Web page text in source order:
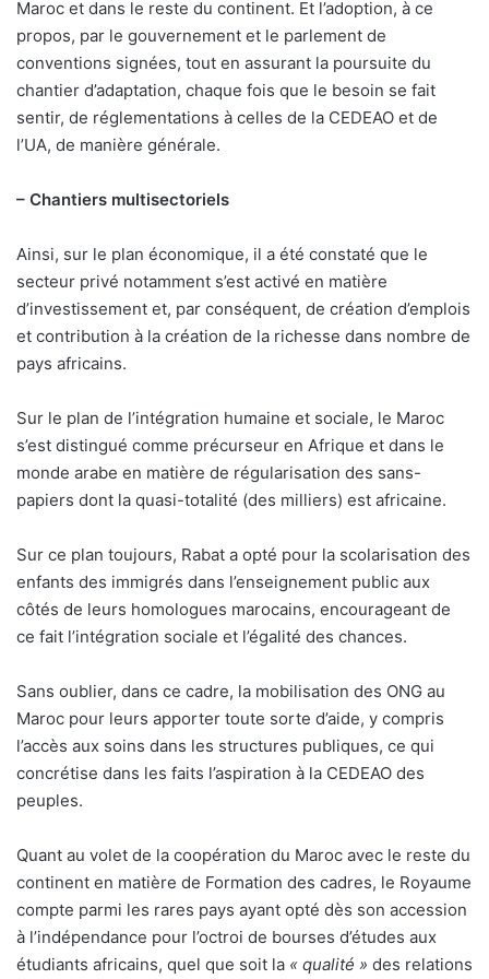
Maroc et dans le reste du continent. Et l’adoption, à ce
propos, par le gouvernement et le parlement de
conventions signées, tout en assurant la poursuite du
chantier d’adaptation, chaque fois que le besoin se fait
sentir, de réglementations à celles de la CEDEAO et de
l’UA, de manière générale.
– Chantiers multisectoriels
Ainsi, sur le plan économique, il a été constaté que le
secteur privé notamment s’est activé en matière
d’investissement et, par conséquent, de création d’emplois
et contribution à la création de la richesse dans nombre de
pays africains.
Sur le plan de l’intégration humaine et sociale, le Maroc
s’est distingué comme précurseur en Afrique et dans le
monde arabe en matière de régularisation des sans-
papiers dont la quasi-totalité (des milliers) est africaine.
Sur ce plan toujours, Rabat a opté pour la scolarisation des
enfants des immigrés dans l’enseignement public aux
côtés de leurs homologues marocains, encourageant de
ce fait l’intégration sociale et l’égalité des chances.
Sans oublier, dans ce cadre, la mobilisation des ONG au
Maroc pour leurs apporter toute sorte d’aide, y compris
l’accès aux soins dans les structures publiques, ce qui
concrétise dans les faits l’aspiration à la CEDEAO des
peuples.
Quant au volet de la coopération du Maroc avec le reste du
continent en matière de Formation des cadres, le Royaume
compte parmi les rares pays ayant opté dès son accession
à l’indépendance pour l’octroi de bourses d’études aux
étudiants africains, quel que soit la « qualité » des relations